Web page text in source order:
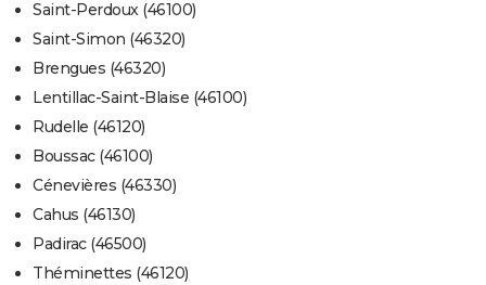
Saint-Perdoux (46100)
Saint-Simon (46320)
Brengues (46320)
Lentillac-Saint-Blaise (46100)
Rudelle (46120)
Boussac (46100)
Cénevières (46330)
Cahus (46130)
Padirac (46500)
Théminettes (46120)